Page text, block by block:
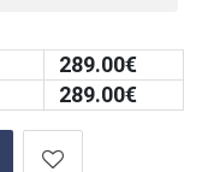
289.00€
289.00€